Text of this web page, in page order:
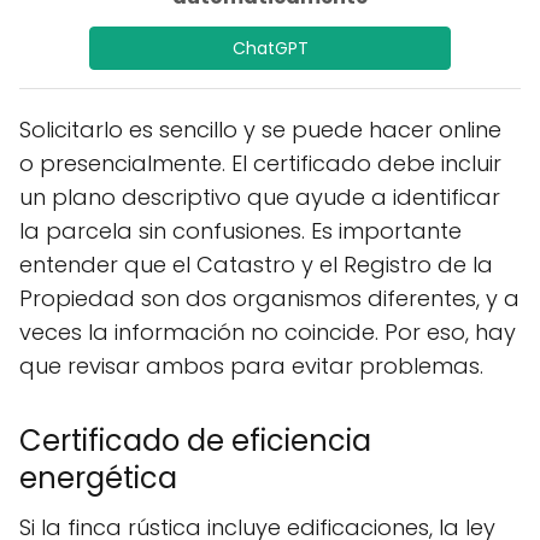
ChatGPT
Solicitarlo es sencillo y se puede hacer online
o presencialmente. El certificado debe incluir
un plano descriptivo que ayude a identificar
la parcela sin confusiones. Es importante
entender que el Catastro y el Registro de la
Propiedad son dos organismos diferentes, y a
veces la información no coincide. Por eso, hay
que revisar ambos para evitar problemas.
Certificado de eficiencia
energética
Si la finca rústica incluye edificaciones, la ley